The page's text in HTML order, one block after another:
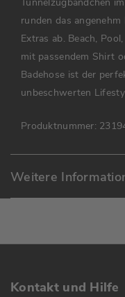
Tunnelzugbändchen
runden das
Extras ab. Beach,
mit passendem Shirt
Badehose ist der
unbeschwerten
Produktnummer:
Weitere
Kontakt und Hilfe